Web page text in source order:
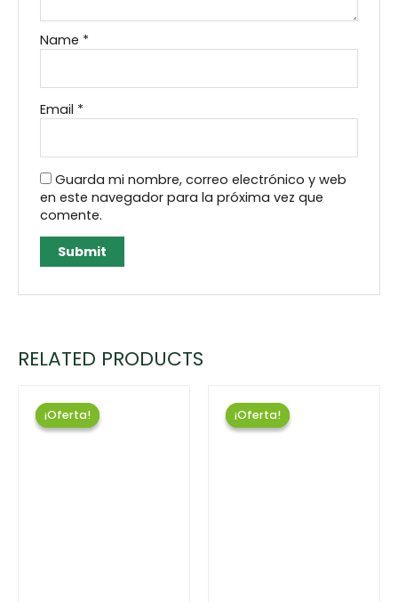
Name *
Email *
Guarda mi nombre, correo electrónico y web
en este navegador para la próxima vez que
comente.
RELATED PRODUCTS
¡Oferta!
¡Oferta! ¡Oferta!
¡Oferta!